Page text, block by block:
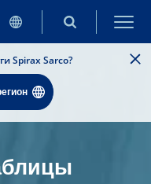
Spirax Sarco?